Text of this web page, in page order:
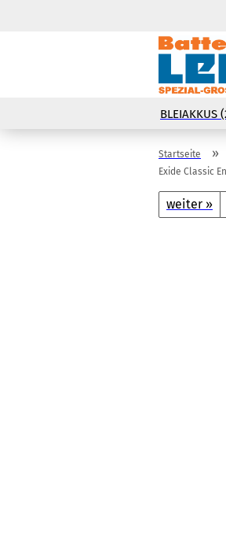
BLEIAKKUS
Startseite »
Exide Classic
weiter »